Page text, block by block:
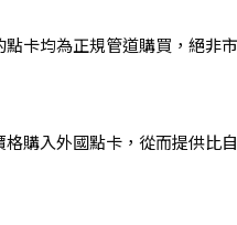
卡均為正規管道購買，絕非
購入外國點卡，從而提供比